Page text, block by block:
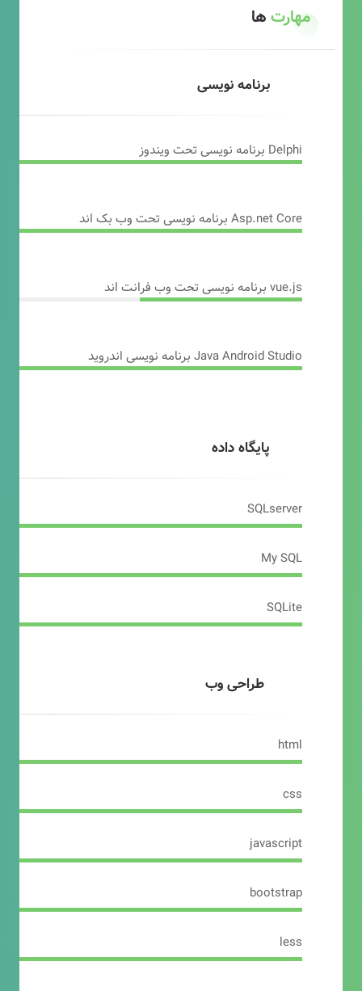
مهارتها
برنامه نویسی
Delphi برنامه نویسی تحت ویندوز
Asp.net Core برنامه نویسی تحت وب بک اند
vue.js برنامه نویسی تحت وب فرانت اند
Java Android Studio برنامه نویسی اندروید
پایگاه داده
SQLserver
My SQL
SQLite
طراحی وب
html
css
javascript
bootstrap
less